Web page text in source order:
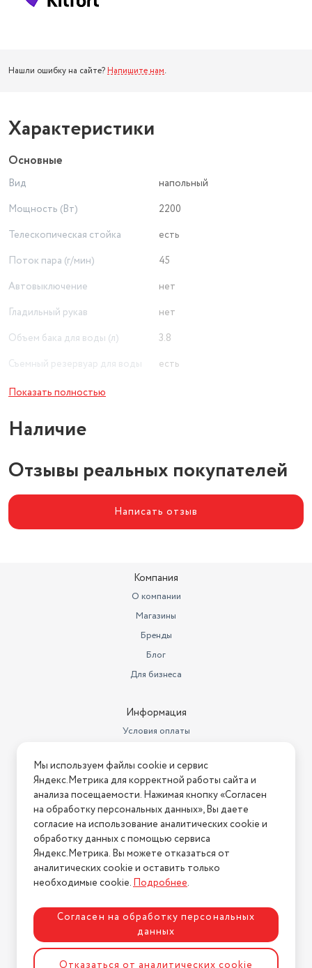
Нашли ошибку на сайте? Напишите нам.
Характеристики
Основные
Вид
напольный
Мощность (Вт)
2200
Телескопическая стойка
есть
Поток пара (г/мин)
45
Автовыключение
нет
Гладильный рукав
нет
Объем бака для воды (л)
3.8
Съемный резервуар для воды
есть
Длина парового шланга (м)
Показать полностью
Наличие
Отзывы реальных покупателей
Написать отзыв
Компания
О компании
Магазины
Бренды
Блог
Для бизнеса
Информация
Условия оплаты
Условия возврата
Нашли ошибку на сайте? Напишите нам
2026 © Интернет-магазин "АстМаркет". У нас есть всё!
Политика конфиденциальности
Разработка сайтаASTDESIGN
Мы используем файлы cookie и сервис
Яндекс.Метрика для корректной работы сайта и
анализа посещаемости. Нажимая кнопку «Согласен
на обработку персональных данных», Вы даете
согласие на использование аналитических cookie и
обработку данных с помощью сервиса
Яндекс.Метрика. Вы можете отказаться от
аналитических cookie и оставить только
необходимые cookie.Подробнее.
Согласен на обработку персональных
данных
Отказаться от аналитических cookie